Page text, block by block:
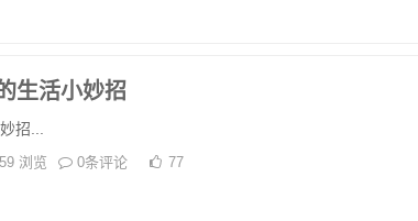
生活小妙招
招...
浏览 0条评论 77